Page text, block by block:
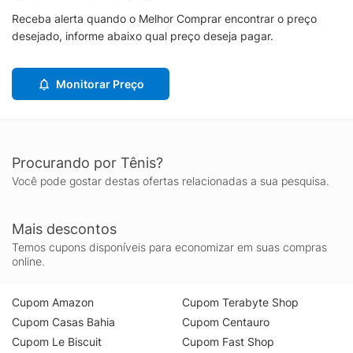
Receba alerta quando o Melhor Comprar encontrar o preço
desejado, informe abaixo qual preço deseja pagar.
Monitorar Preço
Procurando por Tênis?
Você pode gostar destas ofertas relacionadas a sua pesquisa.
Mais descontos
Temos cupons disponíveis para economizar em suas compras
online.
Cupom Amazon
Cupom Casas Bahia
Cupom Le Biscuit
Cupom Terabyte Shop
Cupom Centauro
Cupom Fast Shop